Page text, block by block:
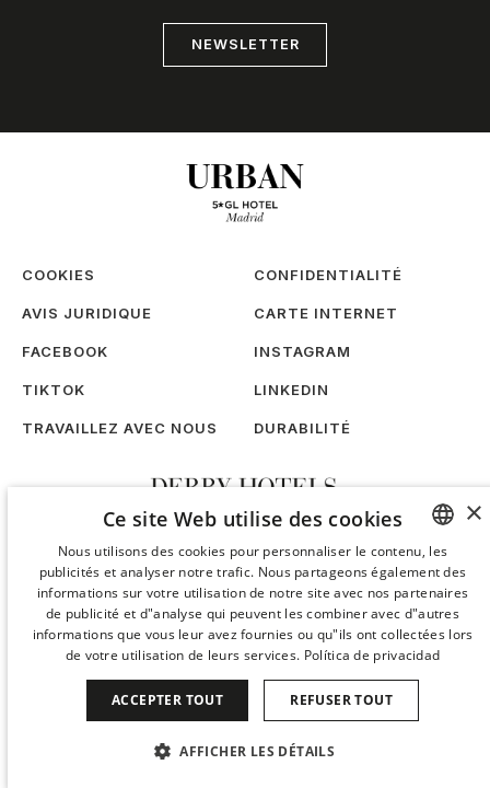
NEWSLETTER
COOKIES CONFIDENTIALITÉ
AVIS JURIDIQUE CARTE INTERNET
FACEBOOK INSTAGRAM
TIKTOK LINKEDIN
TRAVAILLEZ AVEC NOUS DURABILITÉ
SPANISH
ENGLISH
GERMAN
FRENCH
×
Ce site Web utilise des cookies
Nous utilisons des cookies pour personnaliser le contenu, les
publicités et analyser notre trafic. Nous partageons également des
informations sur votre utilisation de notre site avec nos partenaires
de publicité et d"analyse qui peuvent les combiner avec d"autres
informations que vous leur avez fournies ou qu"ils ont collectées lors
de votre utilisation de leurs services. Política de privacidad
ACCEPTER TOUT REFUSER TOUT
AFFICHER LES DÉTAILS